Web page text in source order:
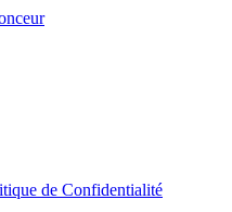
de Confidentialité